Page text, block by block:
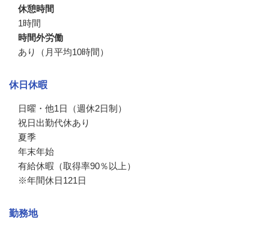
休憩時間
1時間
時間外労働
あり（月平均10時間）
休日休暇
日曜・他1日（週休2日制）
祝日出勤代休あり
夏季
年末年始
有給休暇（取得率90％以上）
※年間休日121日
勤務地